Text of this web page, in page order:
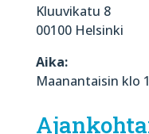
Kluuvikatu 8
00100 Helsinki
Aika:
Maanantaisin klo